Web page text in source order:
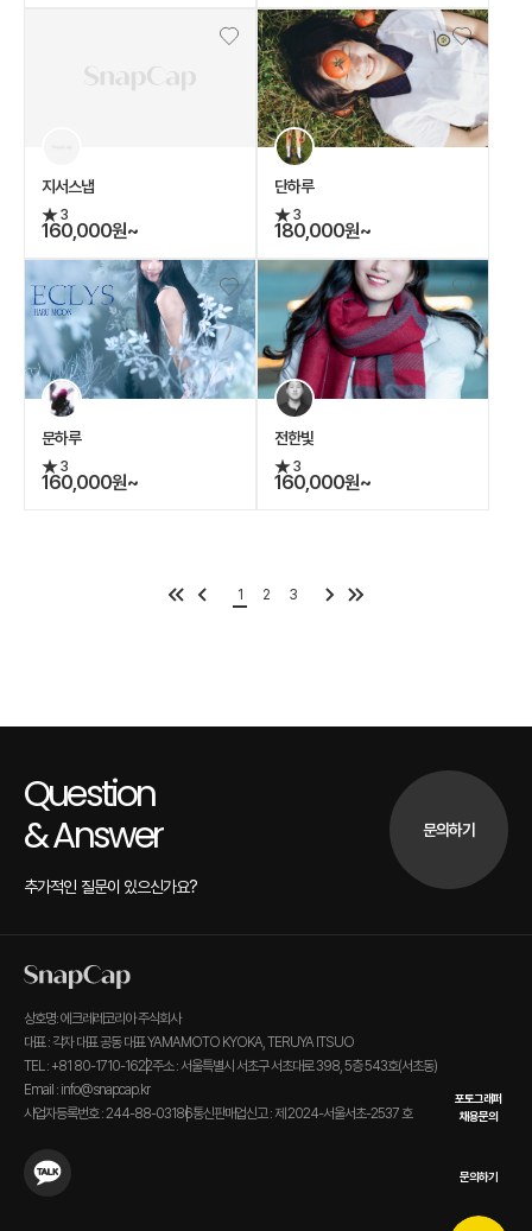
지서스냅
3
160,000원~
단하루
3
180,000원~
문하루
3
160,000원~
전한빛
3
160,000원~
1 2 3
포토그래퍼
채용문의
문의하기
Question
& Answer
추가적인 질문이 있으신가요?
문의하기
상호명: 에크레레코리아 주식회사
대표 : 각자 대표 공동 대표 YAMAMOTO KYOKA, TERUYA ITSUO
TEL : +81 80-1710-1622주소 : 서울특별시 서초구 서초대로 398, 5층 543호(서초동)
Email : info@snapcap.kr
사업자등록번호 : 244-88-03186통신판매업신고 : 제 2024-서울서초-2537 호